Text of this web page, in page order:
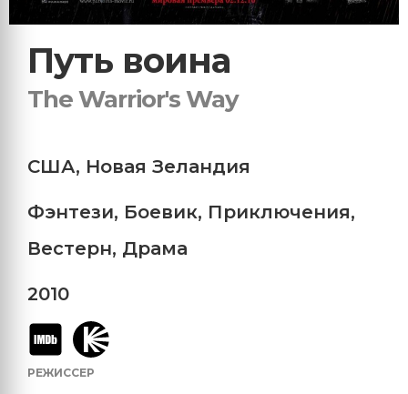
Путь воина
The Warrior's Way
США, Новая Зеландия
Фэнтези, Боевик, Приключения,
Вестерн, Драма
2010
РЕЖИССЕР